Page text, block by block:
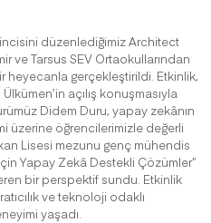
düzenlediğimiz Architect
ve Tarsus SEV Ortaokullarından
heyecanla gerçekleştirildi. Etkinlik,
açılış konuşmasıyla
Didem Duru, yapay zekânın
üzerine öğrencilerimizle değerli
Lisesi mezunu genç mühendis
Yapay Zekâ Destekli Çözümler”
bir perspektif sundu. Etkinlik
ve teknoloji odaklı
yaşadı.